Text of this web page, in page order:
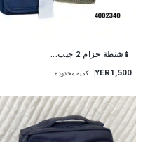
📱شنطة حزام 2 جيب...
YER1,500 كمية محدودة